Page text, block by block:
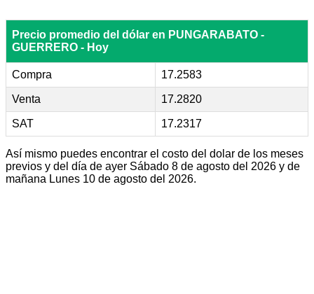
Precio promedio del dólar en PUNGARABATO -
GUERRERO - Hoy
Compra 17.2583
Venta 17.2820
SAT 17.2317
Así mismo puedes encontrar el costo del dolar de los meses
previos y del día de ayer Sábado 8 de agosto del 2026 y de
mañana Lunes 10 de agosto del 2026.